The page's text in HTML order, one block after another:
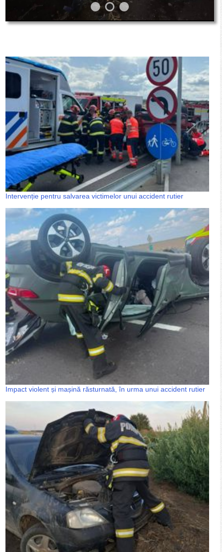
Intervenție pentru salvarea victimelor unui accident rutier
Impact violent și mașină răsturnată, în urma unui accident rutier